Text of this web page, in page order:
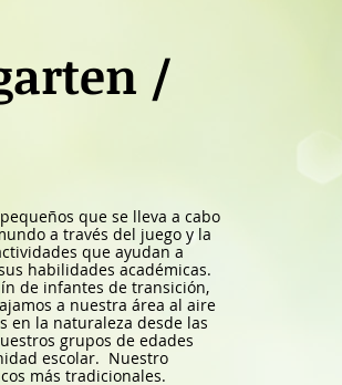
/
que se lleva a cabo
a través del juego y la
que ayudan a
habilidades académicas.
de infantes de transición,
a nuestra área al aire
en la naturaleza desde las
grupos de edades
escolar. Nuestro
más tradicionales.